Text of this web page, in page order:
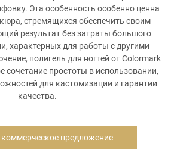
Эта особенность особенно ценна
стремящихся обеспечить своим
результат без затраты большого
характерных для работы с другими
полигель для ногтей от Colormark
сочетание простоты в использовании,
для кастомизации и гарантии
качества.
предложение